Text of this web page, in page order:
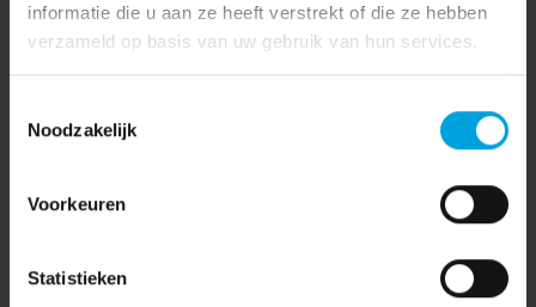
informatie die u aan ze heeft verstrekt of die ze hebben
verzameld op basis van uw gebruik van hun services.
Noodzakelijk
Voorkeuren
Statistieken